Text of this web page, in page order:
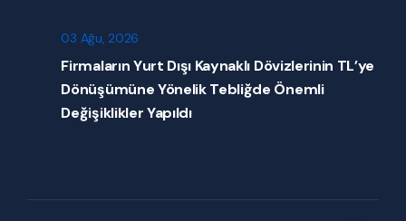
03 Ağu, 2026
Firmaların Yurt Dışı Kaynaklı Dövizlerinin TL’ye
Dönüşümüne Yönelik Tebliğde Önemli
Değişiklikler Yapıldı